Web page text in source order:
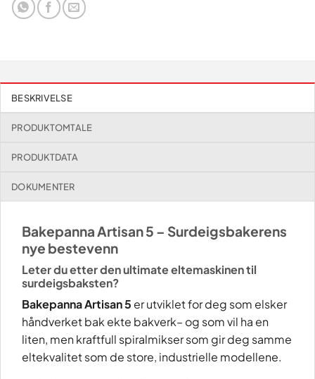
BESKRIVELSE
PRODUKTOMTALE
PRODUKTDATA
DOKUMENTER
Bakepanna Artisan 5 – Surdeigsbakerens
nye bestevenn
Leter du etter den ultimate eltemaskinen til
surdeigsbaksten?
Bakepanna Artisan 5 er utviklet for deg som elsker
håndverket bak ekte bakverk– og som vil ha en
liten, men kraftfull spiralmikser som gir deg samme
eltekvalitet som de store, industrielle modellene.